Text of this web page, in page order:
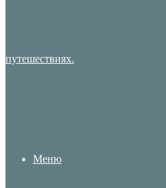
Меню